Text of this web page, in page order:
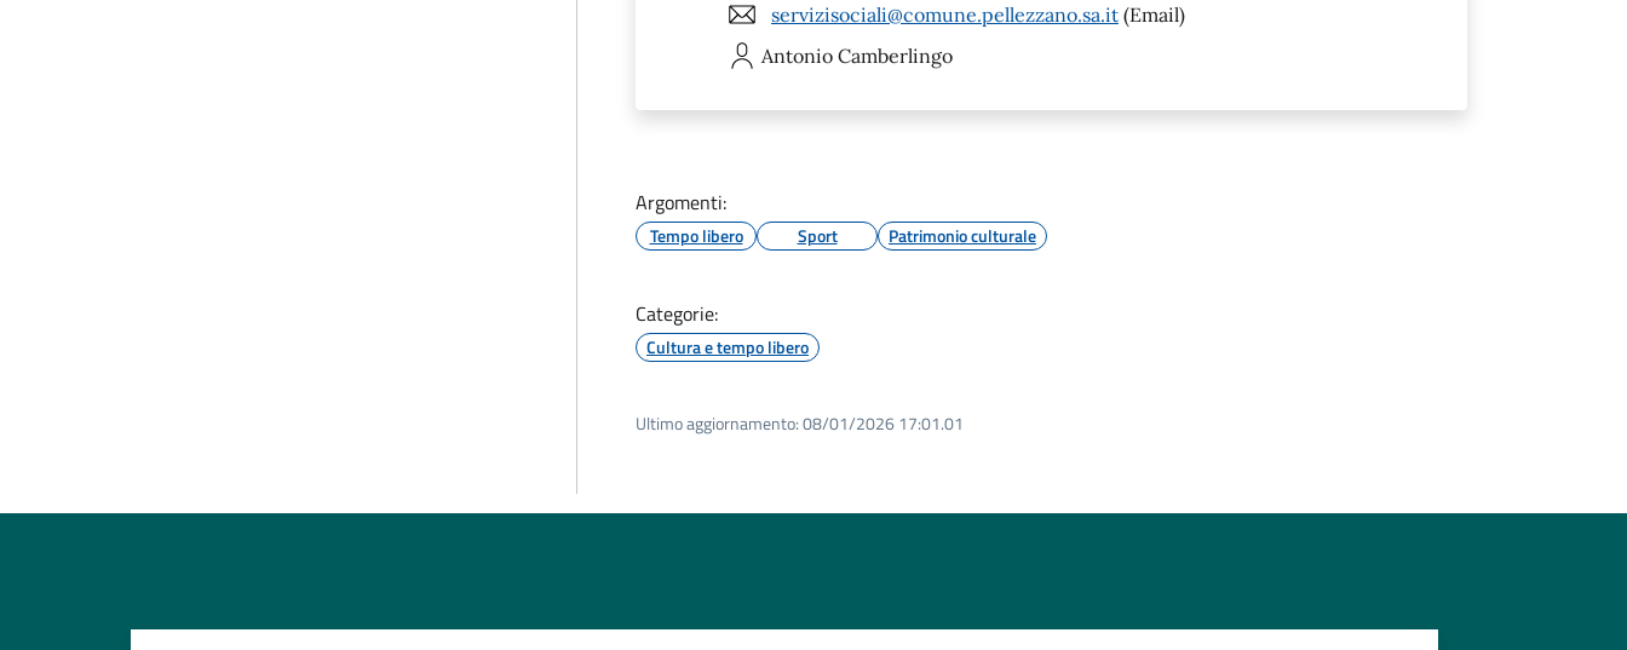
servizisociali@comune.pellezzano.sa.it (Email)
Antonio Camberlingo
Argomenti:
Tempo libero Sport Patrimonio culturale
Categorie:
Cultura e tempo libero
Ultimo aggiornamento:08/01/2026 17:01.01